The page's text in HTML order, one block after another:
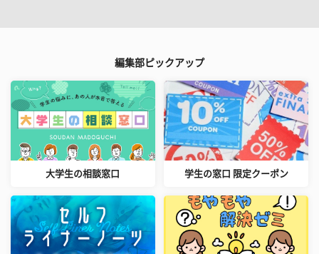
編集部ピックアップ
大学生の相談窓口 学生の窓口 限定クーポン